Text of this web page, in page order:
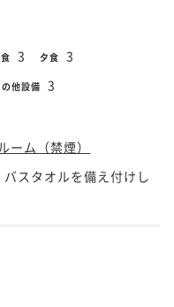
3 夕食 3
の他設備 3
ーム（禁煙）
スタオルを備え付けし